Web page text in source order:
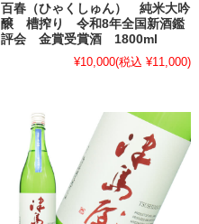
百春（ひゃくしゅん） 純米大吟
醸 槽搾り 令和8年全国新酒鑑
評会 金賞受賞酒 1800ml
¥10,000(税込 ¥11,000)